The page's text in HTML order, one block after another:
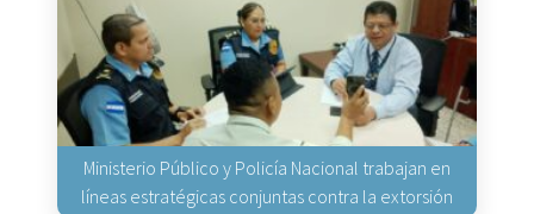
Ministerio Público y Policía Nacional trabajan en
líneas estratégicas conjuntas contra la extorsión